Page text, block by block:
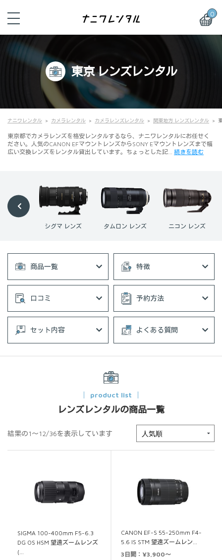
0
東京 レンズレンタル
ナニワレンタル カメラレンタル カメラレンズレンタル 関東地方 レンズレンタル
東京都でカメラレンズを格安レンタルするなら、ナニワレンタルにお任せく
ださい。人気のCANON EFマウントレンズからSONY Eマウントレンズまで幅
広い交換レンズをレンタル貸出しています。ちょっとした記… 続きを読む
シグマ レンズ タムロン レンズ ニコン レンズ
商品一覧 特徴
口コミ 予約方法
セット内容 よくある質問
product list
レンズレンタルの商品一覧
結果の1～12/36を表示しています
SIGMA 100-400mm F5-6.3
DG OS HSM 望遠ズームレンズ
(…
CANON EF-S 55-250mm F4-
5.6 IS STM 望遠ズームレン…
3日間：¥3,900～